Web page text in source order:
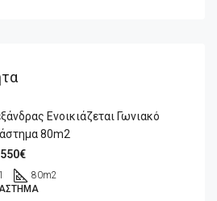
Ενοικιάζεται Γωνιακό
80m2
550€
80m2